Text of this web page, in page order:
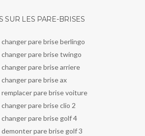
SUR LES PARE-BRISES
pare brise berlingo
pare brise twingo
pare brise arriere
pare brise ax
pare brise voiture
pare brise clio 2
pare brise golf 4
pare brise golf 3